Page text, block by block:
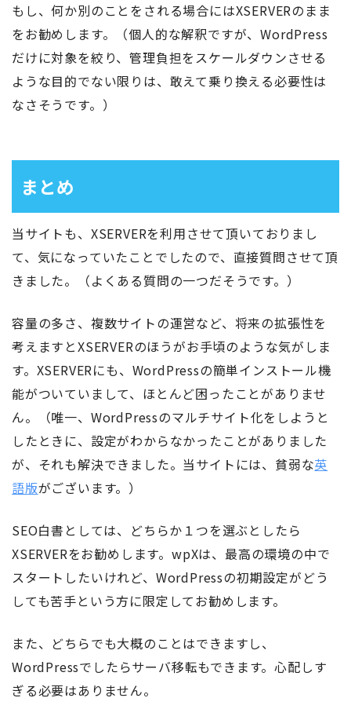
もし、何か別のことをされる場合にはXSERVERのまま
をお勧めします。（個人的な解釈ですが、WordPress
だけに対象を絞り、管理負担をスケールダウンさせる
ような目的でない限りは、敢えて乗り換える必要性は
なさそうです。）
まとめ
当サイトも、XSERVERを利用させて頂いておりまし
て、気になっていたことでしたので、直接質問させて頂
きました。（よくある質問の一つだそうです。）
容量の多さ、複数サイトの運営など、将来の拡張性を
考えますとXSERVERのほうがお手頃のような気がしま
す。XSERVERにも、WordPressの簡単インストール機
能がついていまして、ほとんど困ったことがありませ
ん。（唯一、WordPressのマルチサイト化をしようと
したときに、設定がわからなかったことがありました
が、それも解決できました。当サイトには、貧弱な英
語版がございます。）
SEO白書としては、どちらか１つを選ぶとしたら
XSERVERをお勧めします。wpXは、最高の環境の中で
スタートしたいけれど、WordPressの初期設定がどう
しても苦手という方に限定してお勧めします。
また、どちらでも大概のことはできますし、
WordPressでしたらサーバ移転もできます。心配しす
ぎる必要はありません。